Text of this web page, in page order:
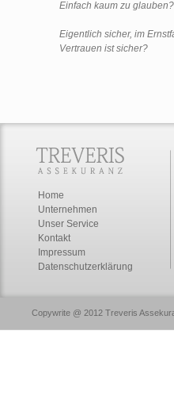
Einfach kaum zu glauben?
Eigentlich sicher, im
Vertrauen ist sicher?
Home
Unternehmen
Unser Service
Kontakt
Impressum
Datenschutzerklärung
Copywrite @ 2012 Treveris